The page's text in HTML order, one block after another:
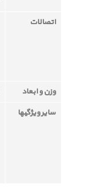
اتصالات
وزن و ابعاد
سایر ویژگیها